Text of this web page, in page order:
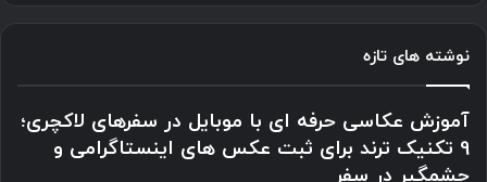
نوشته های تازه
آموزش عکاسی حرفه ای با موبایل در سفرهای لاکچری؛
9 تکنیک ترند برای ثبت عکس های اینستاگرامی و
چشمگیر در سفر